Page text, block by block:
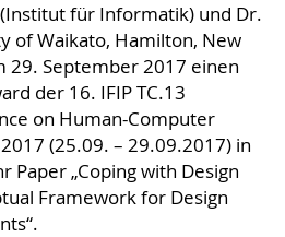
für Informatik) und Dr.
of Waikato, Hamilton, New
29. September 2017 einen
der 16. IFIP TC.13
on Human-Computer
(25.09. – 29.09.2017) in
Paper „Coping with Design
Framework for Design